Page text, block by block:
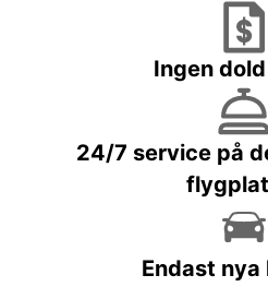
Ingen
24/7 service på
Endast